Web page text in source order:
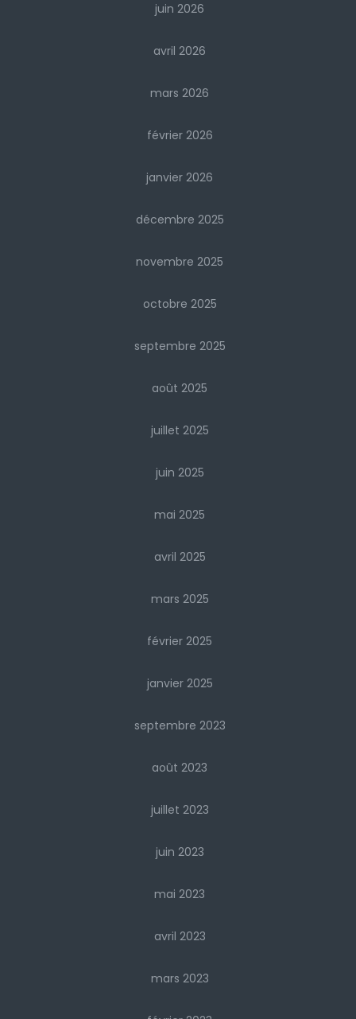
juin 2026
avril 2026
mars 2026
février 2026
janvier 2026
décembre 2025
novembre 2025
octobre 2025
septembre 2025
août 2025
juillet 2025
juin 2025
mai 2025
avril 2025
mars 2025
février 2025
janvier 2025
septembre 2023
août 2023
juillet 2023
juin 2023
mai 2023
avril 2023
mars 2023